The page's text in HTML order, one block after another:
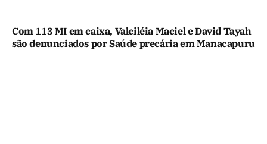
Com 113 MI em caixa, Valciléia Maciel e David Tayah
são denunciados por Saúde precária em Manacapuru